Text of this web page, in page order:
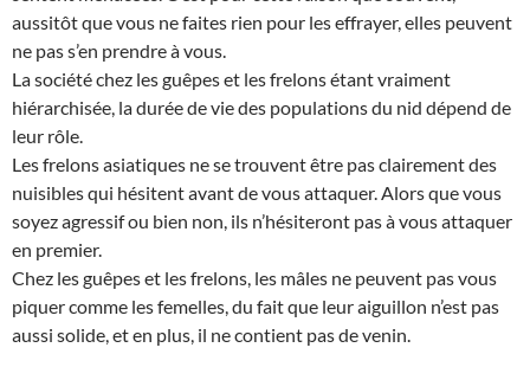
aussitôt que vous ne faites rien pour les effrayer, elles peuvent
ne pas s’en prendre à vous.
La société chez les guêpes et les frelons étant vraiment
hiérarchisée, la durée de vie des populations du nid dépend de
leur rôle.
Les frelons asiatiques ne se trouvent être pas clairement des
nuisibles qui hésitent avant de vous attaquer. Alors que vous
soyez agressif ou bien non, ils n’hésiteront pas à vous attaquer
en premier.
Chez les guêpes et les frelons, les mâles ne peuvent pas vous
piquer comme les femelles, du fait que leur aiguillon n’est pas
aussi solide, et en plus, il ne contient pas de venin.